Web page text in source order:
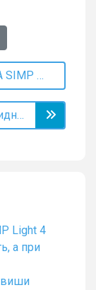
Требования к ПК для SCADA SIMP Light 5
Вместо нормальных шрифтов видны только ??????????? или закорючки
Light 4
а при